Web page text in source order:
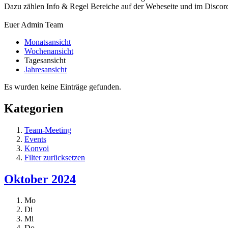
Dazu zählen Info & Regel Bereiche auf der Webeseite und im
Euer Admin Team
Monatsansicht
Wochenansicht
Tagesansicht
Jahresansicht
Es wurden keine Einträge gefunden.
Kategorien
Team-Meeting
Events
Konvoi
Filter zurücksetzen
Oktober 2024
Mo
Di
Mi